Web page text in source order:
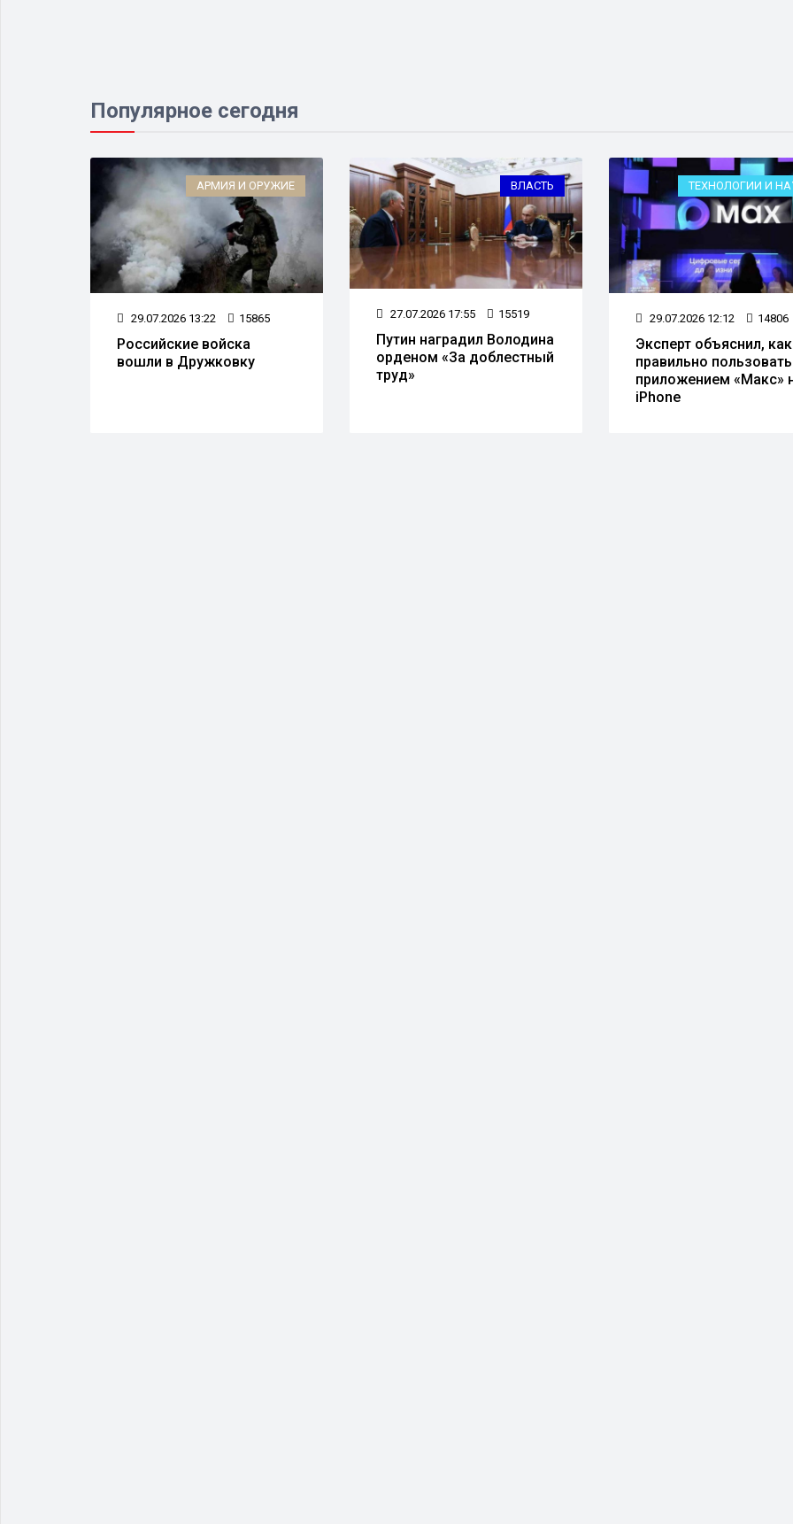
Популярное сегодня
АРМИЯ И ОРУЖИЕ
29.07.2026 13:22 15865
Российские войска
вошли в Дружковку
ВЛАСТЬ
27.07.2026 17:55 15519
Путин наградил Володина
орденом «За доблестный
труд»
ТЕХНОЛОГИИ И
29.07.2026 12:12 14806
Эксперт объяснил, как
правильно
приложением «Макс»
iPhone